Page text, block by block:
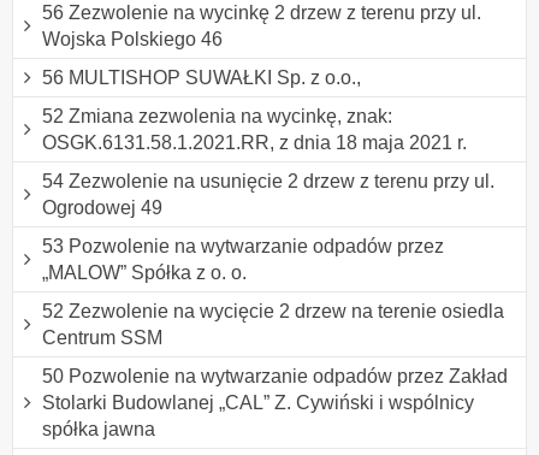
56 Zezwolenie na wycinkę 2 drzew z terenu przy ul.
Wojska Polskiego 46
56 MULTISHOP SUWAŁKI Sp. z o.o.,
52 Zmiana zezwolenia na wycinkę, znak:
OSGK.6131.58.1.2021.RR, z dnia 18 maja 2021 r.
54 Zezwolenie na usunięcie 2 drzew z terenu przy ul.
Ogrodowej 49
53 Pozwolenie na wytwarzanie odpadów przez
„MALOW” Spółka z o. o.
52 Zezwolenie na wycięcie 2 drzew na terenie osiedla
Centrum SSM
50 Pozwolenie na wytwarzanie odpadów przez Zakład
Stolarki Budowlanej „CAL” Z. Cywiński i wspólnicy
spółka jawna